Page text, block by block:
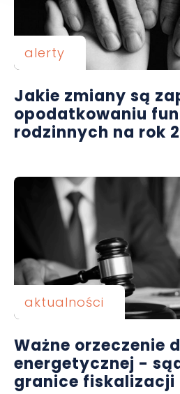
alerty
Jakie zmiany są
opodatkowaniu
rodzinnych na rok
aktualności
Ważne orzeczenie
energetycznej -
granice fiskalizacji